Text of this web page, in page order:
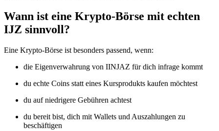
Wann ist eine Krypto-Börse mit echten
IJZ sinnvoll?
Eine Krypto-Börse ist besonders passend, wenn:
die Eigenverwahrung von IINJAZ für dich infrage kommt
du echte Coins statt eines Kursprodukts kaufen möchtest
du auf niedrigere Gebühren achtest
du bereit bist, dich mit Wallets und Auszahlungen zu
beschäftigen